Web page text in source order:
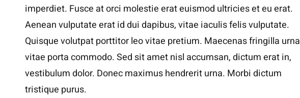
imperdiet. Fusce at orci molestie erat euismod ultricies et eu erat.
Aenean vulputate erat id dui dapibus, vitae iaculis felis vulputate.
Quisque volutpat porttitor leo vitae pretium. Maecenas fringilla urna
vitae porta commodo. Sed sit amet nisl accumsan, dictum erat in,
vestibulum dolor. Donec maximus hendrerit urna. Morbi dictum
tristique purus.